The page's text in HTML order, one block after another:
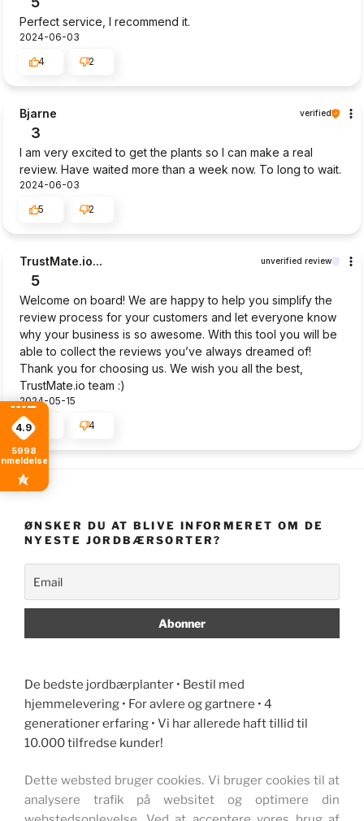
Perfect service, I recommend it.
2024-06-03
4
2
Bjarne verified
3
I am very excited to get the plants so I can make a real
review. Have waited more than a week now. To long to wait.
2024-06-03
5
2
TrustMate.io... unverified review
5
Welcome on board! We are happy to help you simplify the
review process for your customers and let everyone know
why your business is so awesome. With this tool you will be
able to collect the reviews you’ve always dreamed of!
Thank you for choosing us. We wish you all the best,
TrustMate.io team :)
2024-05-15
4
ØNSKER DU AT BLIVE INFORMERET OM DE
NYESTE JORDBÆRSORTER?
De bedste jordbærplanter • Bestil med
hjemmelevering • For avlere og gartnere • 4
generationer erfaring • Vi har allerede haft tillid til
10.000 tilfredse kunder!
Dette websted bruger cookies. Vi bruger cookies til at
analysere trafik på websitet og optimere din
4.9
5998